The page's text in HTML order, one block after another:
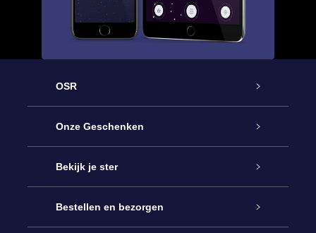
OSR
Service
Contact
Blog
Onze Geschenken
Online Star Gift
OSR Cadeaupakket
Bekijk je ster
Sterrenregister
Bestellen en bezorgen